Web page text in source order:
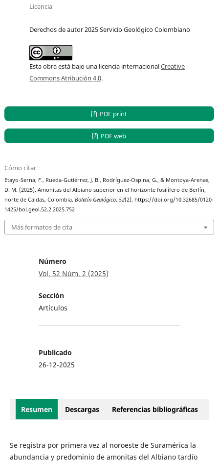
Licencia
Derechos de autor 2025 Servicio Geológico Colombiano
Esta obra está bajo una licencia internacionalCreative
Commons Atribución 4.0.
PDF print
PDF web
Cómo citar
Etayo-Serna, F., Rueda-Gutiérrez, J. B., Rodríguez-Ospina, G., & Montoya-Arenas,
D. M. (2025). Amonitas del Albiano superior en el horizonte fosilífero de Berlín,
norte de Caldas, Colombia.Boletín Geológico,52(2). https://doi.org/10.32685/0120-
1425/bol.geol.52.2.2025.752
Más formatos de cita
Número
Vol. 52 Núm. 2 (2025)
Sección
Artículos
Publicado
26-12-2025
Resumen Descargas Referencias bibliográficas
Se registra por primera vez al noroeste de Suramérica la
abundancia y predominio de amonitas del Albiano tardío